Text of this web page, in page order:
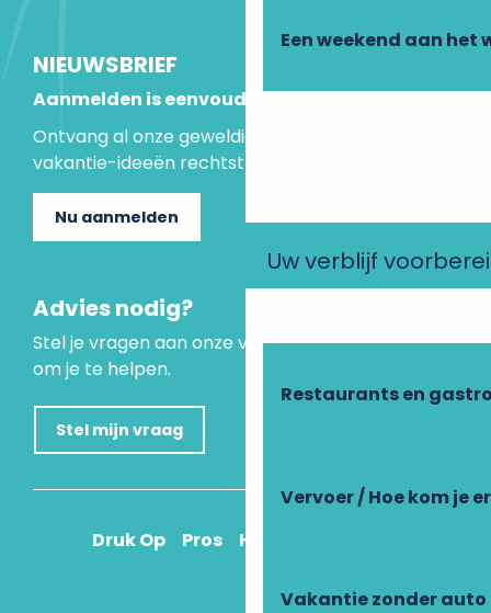
Een weekend aan het
Uw verblijf
Restaurants en
Vervoer / Hoe kom je
Vakantie zonder auto
NIEUWSBRIEF
Aanmelden is eenvoudig
Ontvang al onze geweldige aanbiedingen en
vakantie-ideeën rechtstreeks in je inbox.
Nu aanmelden
Advies nodig?
Stel je vragen aan onze virtuele assistent, die er is
om je te helpen.
Stel mijn vraag
Druk Op Pros Hoe kom ik daar?